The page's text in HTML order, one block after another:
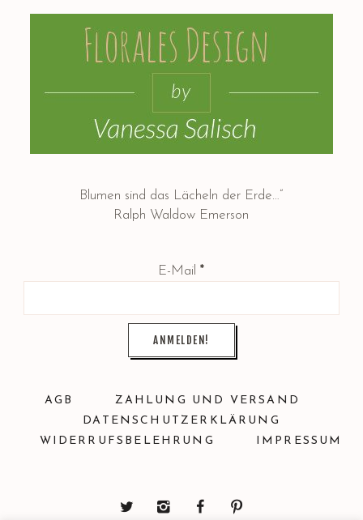
Blumen sind das Lächeln der Erde…”
Ralph Waldow Emerson
E-Mail*
AGB
ZAHLUNG UND VERSAND
DATENSCHUTZERKLÄRUNG
WIDERRUFSBELEHRUNG
IMPRESSUM